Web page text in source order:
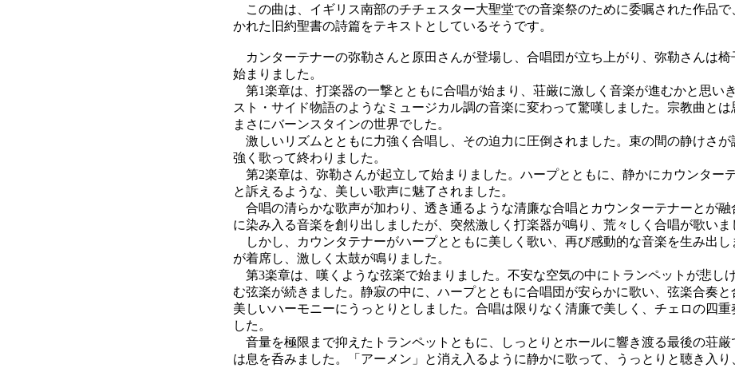
この曲は、イギリス南部のチチェスター大聖堂での音楽祭のために委嘱された作品で
かれた旧約聖書の詩篇をテキストとしているそうです。
カンターテナーの弥勒さんと原田さんが登場し、合唱団が立ち上がり、弥勒さんは椅
始まりました。
第1楽章は、打楽器の一撃とともに合唱が始まり、荘厳に激しく音楽が進むかと思い
スト・サイド物語のようなミュージカル調の音楽に変わって驚嘆しました。宗教曲とは
まさにバーンスタインの世界でした。
激しいリズムとともに力強く合唱し、その迫力に圧倒されました。束の間の静けさが
強く歌って終わりました。
第2楽章は、弥勒さんが起立して始まりました。ハープとともに、静かにカウンター
と訴えるような、美しい歌声に魅了されました。
合唱の清らかな歌声が加わり、透き通るような清廉な合唱とカウンターテナーとが融
に染み入る音楽を創り出しましたが、突然激しく打楽器が鳴り、荒々しく合唱が歌いま
しかし、カウンタテナーがハープとともに美しく歌い、再び感動的な音楽を生み出し
が着席し、激しく太鼓が鳴りました。
第3楽章は、嘆くような弦楽で始まりました。不安な空気の中にトランペットが悲し
む弦楽が続きました。静寂の中に、ハープとともに合唱団が安らかに歌い、弦楽合奏と
美しいハーモニーにうっとりとしました。合唱は限りなく清廉で美しく、チェロの四重
した。
音量を極限まで抑えたトランペットともに、しっとりとホールに響き渡る最後の荘厳
は息を呑みました。「アーメン」と消え入るように静かに歌って、うっとりと聴き入り